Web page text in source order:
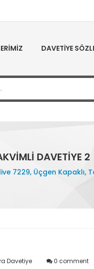
DAVETIYE
DAVETIYE 2
7229, Üçgen Kapaklı,
0 comment
Davetiye